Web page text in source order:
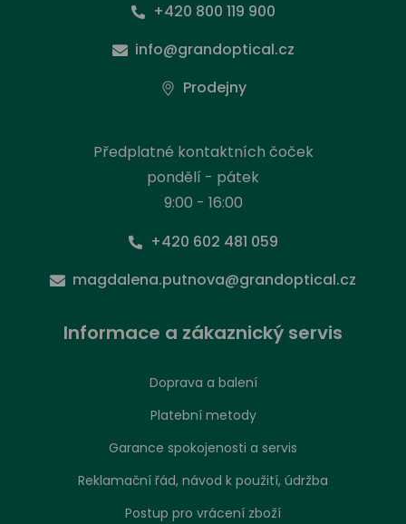
+420 800 119 900
info@grandoptical.cz
Prodejny
Předplatné kontaktních čoček
pondělí - pátek
9:00 - 16:00
+420 602 481 059
magdalena.putnova@grandoptical.cz
Informace a zákaznický servis
Doprava a balení
Platební metody
Garance spokojenosti a servis
Reklamační řád, návod k použití, údržba
Postup pro vrácení zboží